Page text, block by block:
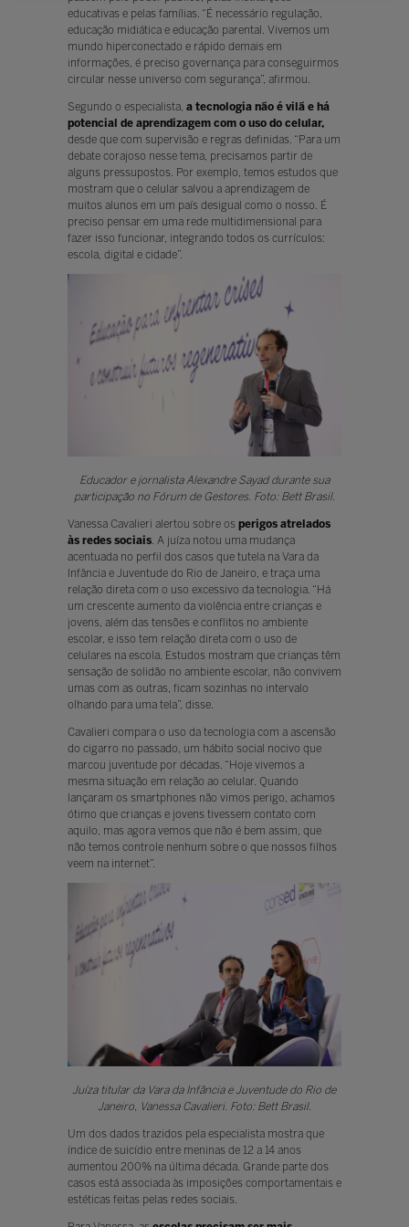
educativas e pelas famílias. “É necessário regulação,
educação midiática e educação parental. Vivemos um
mundo hiperconectado e rápido demais em
informações, é preciso governança para conseguirmos
circular nesse universo com segurança”, afirmou.
Segundo o especialista, a tecnologia não é vilã e há
potencial de aprendizagem com o uso do celular,
desde que com supervisão e regras definidas. “Para um
debate corajoso nesse tema, precisamos partir de
alguns pressupostos. Por exemplo, temos estudos que
mostram que o celular salvou a aprendizagem de
muitos alunos em um país desigual como o nosso. É
preciso pensar em uma rede multidimensional para
fazer isso funcionar, integrando todos os currículos:
escola, digital e cidade”.
Educador e jornalista Alexandre Sayad durante sua
participação no Fórum de Gestores. Foto: Bett Brasil.
Vanessa Cavalieri alertou sobre os perigos atrelados
às redes sociais. A juíza notou uma mudança
acentuada no perfil dos casos que tutela na Vara da
Infância e Juventude do Rio de Janeiro, e traça uma
relação direta com o uso excessivo da tecnologia. “Há
um crescente aumento da violência entre crianças e
jovens, além das tensões e conflitos no ambiente
escolar, e isso tem relação direta com o uso de
celulares na escola. Estudos mostram que crianças têm
sensação de solidão no ambiente escolar, não convivem
umas com as outras, ficam sozinhas no intervalo
olhando para uma tela”, disse.
Cavalieri compara o uso da tecnologia com a ascensão
do cigarro no passado, um hábito social nocivo que
marcou juventude por décadas. “Hoje vivemos a
mesma situação em relação ao celular. Quando
lançaram os smartphones não vimos perigo, achamos
ótimo que crianças e jovens tivessem contato com
aquilo, mas agora vemos que não é bem assim, que
não temos controle nenhum sobre o que nossos filhos
veem na internet”.
Juíza titular da Vara da Infância e Juventude do Rio de
Janeiro, Vanessa Cavalieri. Foto: Bett Brasil.
Um dos dados trazidos pela especialista mostra que
índice de suicídio entre meninas de 12 a 14 anos
aumentou 200% na última década. Grande parte dos
casos está associada às imposições comportamentais e
estéticas feitas pelas redes sociais.